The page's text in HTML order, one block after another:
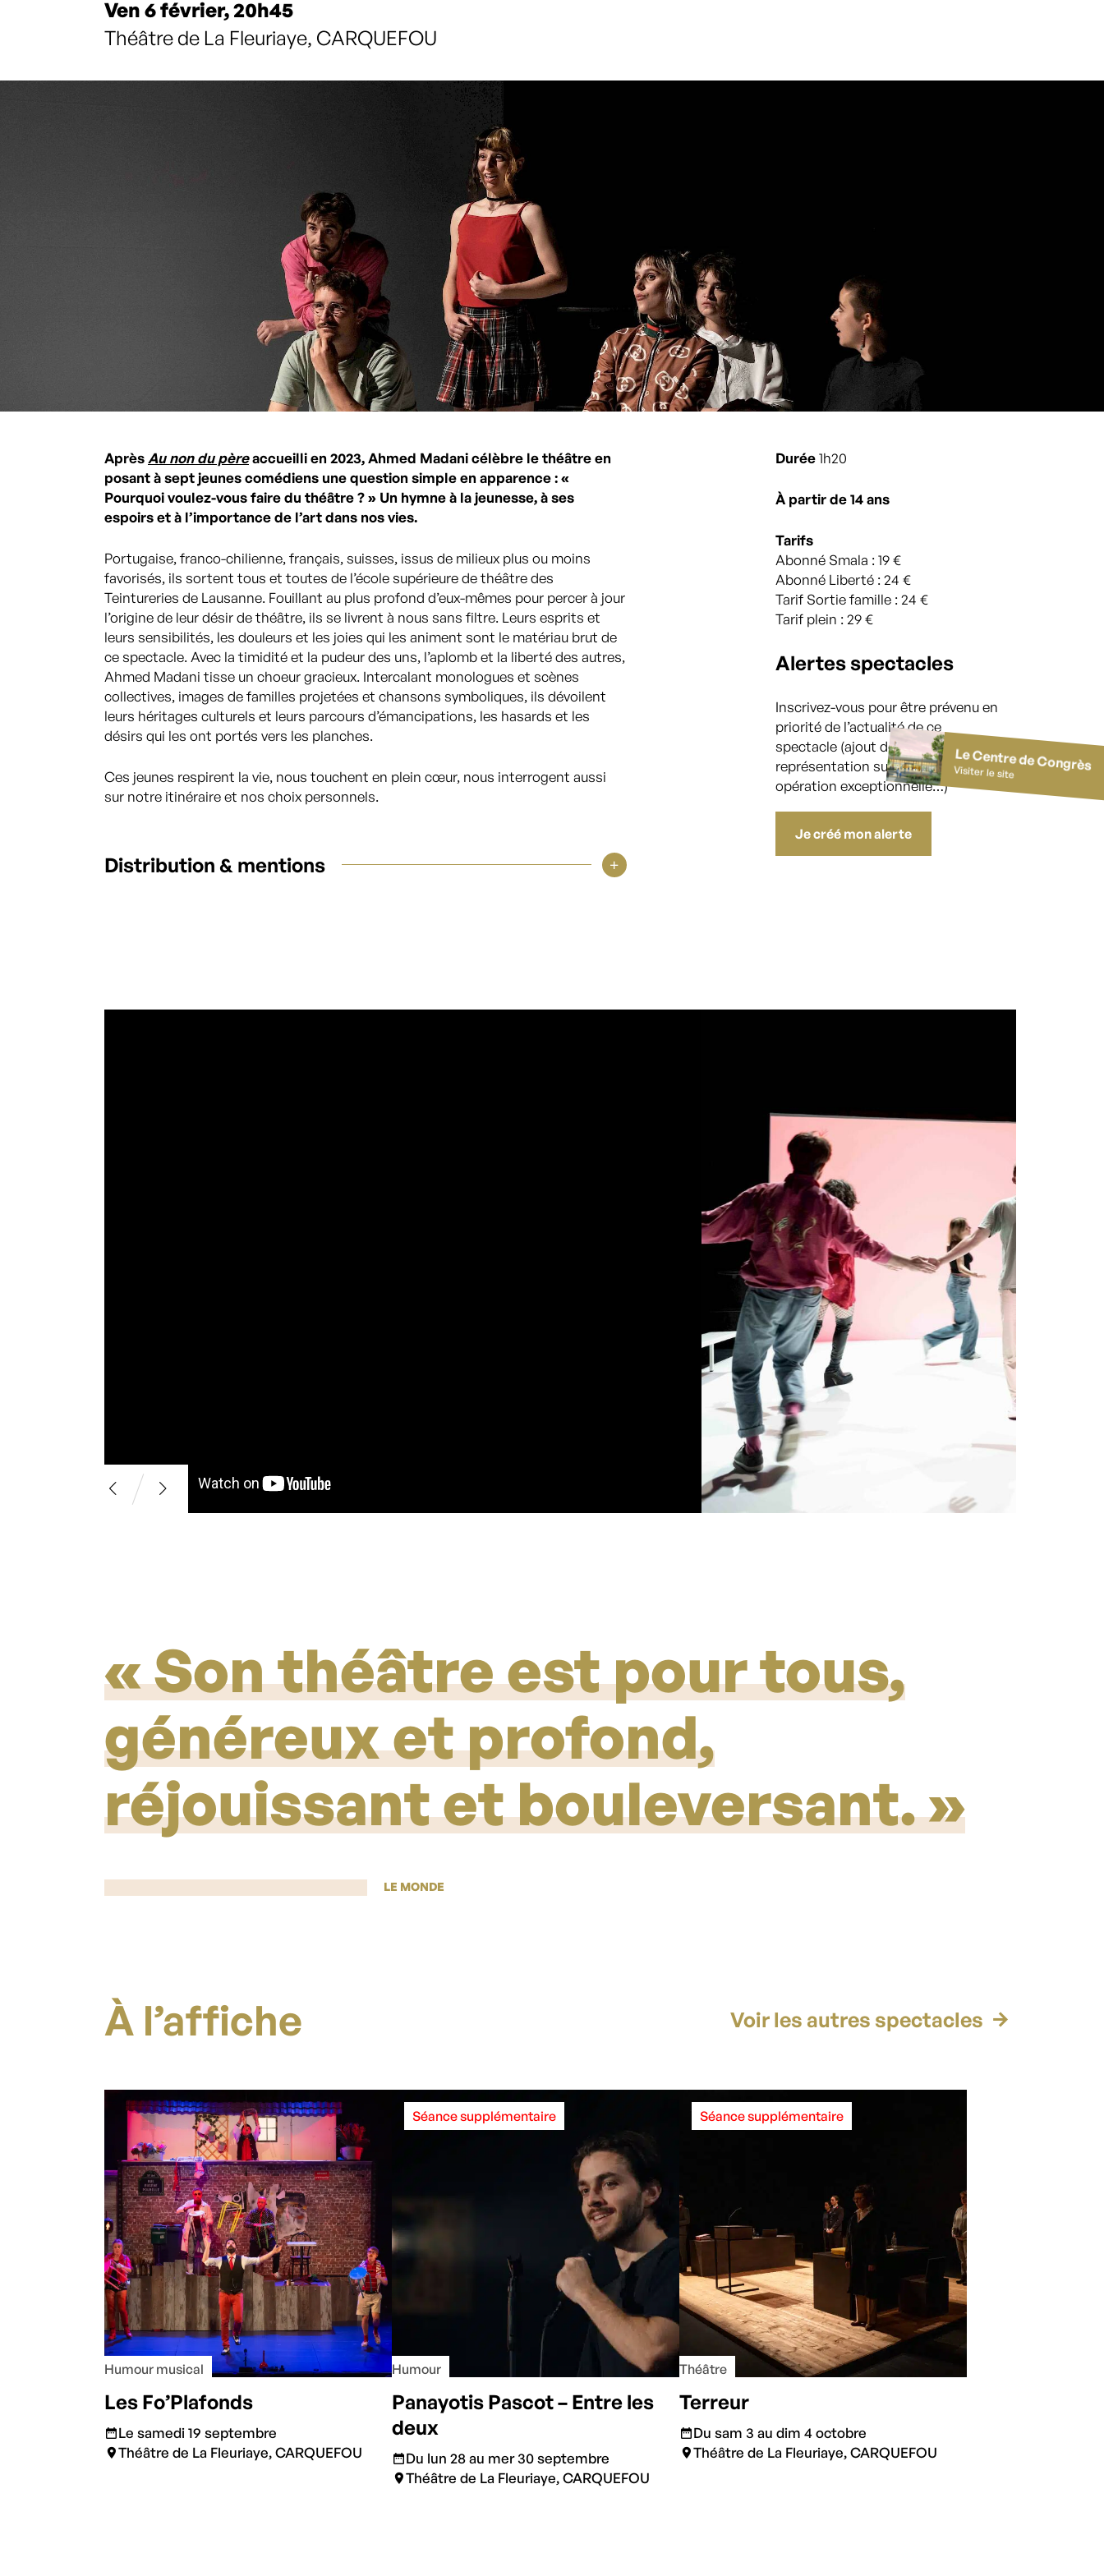
Le Centre de Congrès
Visiter le site
Ven 6 février, 20h45
Théâtre de La Fleuriaye, CARQUEFOU
Après Au non du pèreaccueilli en 2023, Ahmed Madani célèbre le théâtre en
posant à sept jeunes comédiens une question simple en apparence : «
Pourquoi voulez-vous faire du théâtre ? » Un hymne à la jeunesse, à ses
espoirs et à l’importance de l’art dans nos vies.
Portugaise, franco-chilienne, français, suisses, issus de milieux plus ou moins
favorisés, ils sortent tous et toutes de l’école supérieure de théâtre des
Teintureries de Lausanne. Fouillant au plus profond d’eux-mêmes pour percer à jour
l’origine de leur désir de théâtre, ils se livrent à nous sans filtre. Leurs esprits et
leurs sensibilités, les douleurs et les joies qui les animent sont le matériau brut de
ce spectacle. Avec la timidité et la pudeur des uns, l’aplomb et la liberté des autres,
Ahmed Madani tisse un choeur gracieux. Intercalant monologues et scènes
collectives, images de familles projetées et chansons symboliques, ils dévoilent
leurs héritages culturels et leurs parcours d’émancipations, les hasards et les
désirs qui les ont portés vers les planches.
Ces jeunes respirent la vie, nous touchent en plein cœur, nous interrogent aussi
sur notre itinéraire et nos choix personnels.
Distribution & mentions
Durée1h20
À partir de 14 ans
Tarifs
Abonné Smala : 19 €
Abonné Liberté : 24 €
Tarif Sortie famille : 24 €
Tarif plein : 29 €
Alertes spectacles
Inscrivez-vous pour être prévenu en
priorité de l’actualité de ce
spectacle (ajout de places,
représentation supplémentaire,
opération exceptionnelle…)
Je créé mon alerte
Son théâtre est pour tous,
généreux et profond,
réjouissant et bouleversant.
LE MONDE
À l’affiche Voir les autres spectacles
Humour musical
Les Fo’Plafonds
Le samedi 19 septembre
Théâtre de La Fleuriaye, CARQUEFOU
Humour
Séance supplémentaire
Panayotis Pascot – Entre les
deux
Du lun 28 au mer 30 septembre
Théâtre de La Fleuriaye, CARQUEFOU
Théâtre
Séance supplémentaire
Terreur
Du sam 3 au dim 4 octobre
Théâtre de La Fleuriaye, CARQUEFOU